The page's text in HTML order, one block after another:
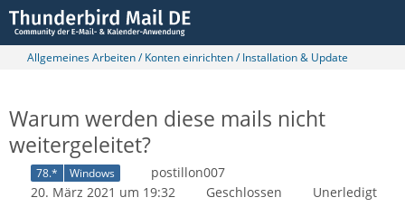
Allgemeines Arbeiten / Konten einrichten / Installation & Update
Warum werden diese mails nicht
weitergeleitet?
78.* Windows
postillon007
20. März 2021 um 19:32
Geschlossen Unerledigt